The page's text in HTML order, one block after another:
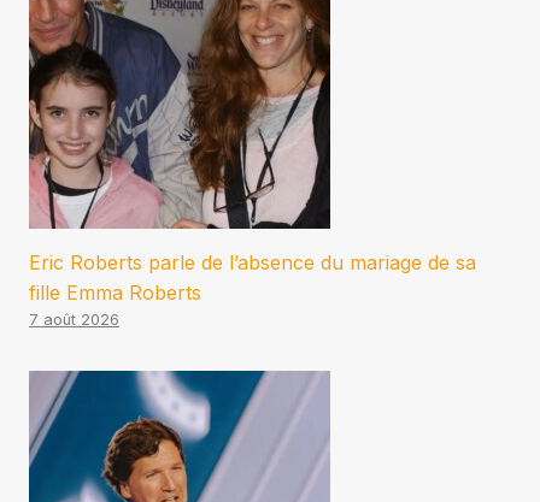
Eric Roberts parle de l’absence du mariage de sa
fille Emma Roberts
7 août 2026